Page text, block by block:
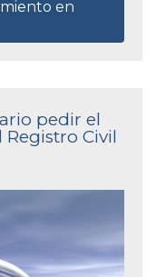
en
pedir el
Civil